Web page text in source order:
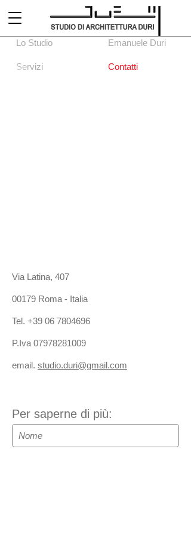
Lo Studio Emanuele Duri
Servizi Contatti
Via Latina, 407
00179 Roma - Italia
Tel. +39 06 7804696
P.Iva 07978281009
email. studio.duri@gmail.com
Per saperne di più: